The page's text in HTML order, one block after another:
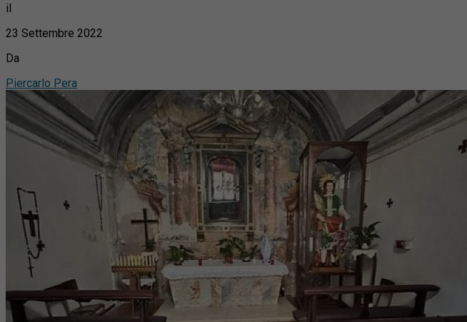
il
23 Settembre 2022
Da
Piercarlo Pera